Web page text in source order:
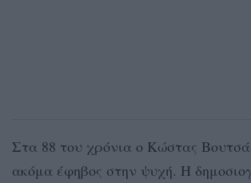
Στα 88 του χρόνια ο Κώστας
ακόμα έφηβος στην ψυχή. Η